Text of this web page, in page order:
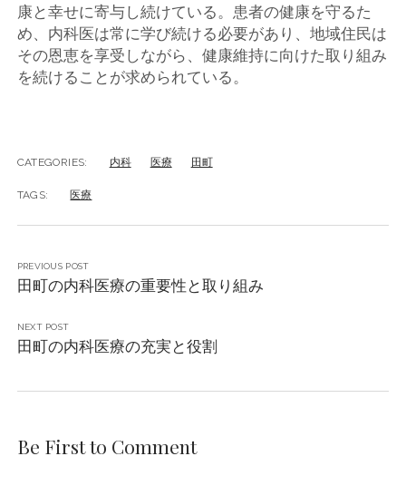
康と幸せに寄与し続けている。患者の健康を守るた
め、内科医は常に学び続ける必要があり、地域住民は
その恩恵を享受しながら、健康維持に向けた取り組み
を続けることが求められている。
CATEGORIES: 内科 医療 田町
TAGS: 医療
PREVIOUS POST
田町の内科医療の重要性と取り組み
NEXT POST
田町の内科医療の充実と役割
Be First to Comment